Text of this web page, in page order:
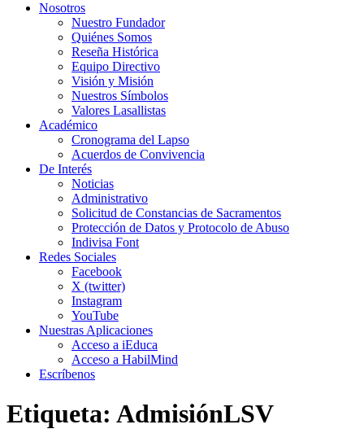
Nosotros
Nuestro Fundador
Quiénes Somos
Reseña Histórica
Equipo Directivo
Visión y Misión
Nuestros Símbolos
Valores Lasallistas
Académico
Cronograma del Lapso
Acuerdos de Convivencia
De Interés
Noticias
Administrativo
Solicitud de Constancias de Sacramentos
Protección de Datos y Protocolo de Abuso
Indivisa Font
Redes Sociales
Facebook
X (twitter)
Instagram
YouTube
Nuestras Aplicaciones
Acceso a iEduca
Acceso a HabilMind
Escríbenos
Etiqueta: AdmisiónLSV